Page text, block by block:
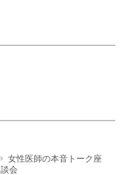
女性医師の本音トーク座
談会